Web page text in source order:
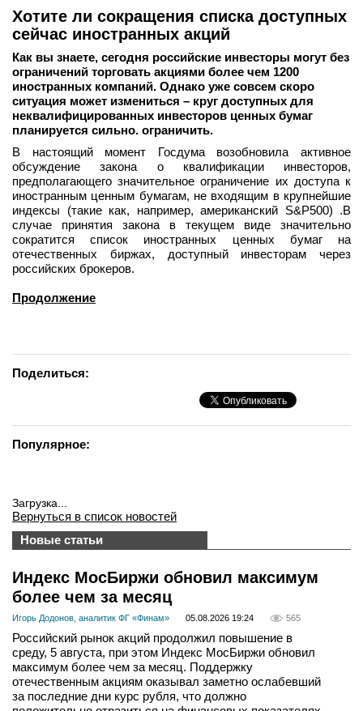
Хотите ли сокращения списка доступных
сейчас иностранных акций
Как вы знаете, сегодня российские инвесторы могут без
ограничений торговать акциями более чем 1200
иностранных компаний. Однако уже совсем скоро
ситуация может измениться – круг доступных для
неквалифицированных инвесторов ценных бумаг
планируется сильно. ограничить.
В настоящий момент Госдума возобновила активное
обсуждение закона о квалификации инвесторов,
предполагающего значительное ограничение их доступа к
иностранным ценным бумагам, не входящим в крупнейшие
индексы (такие как, например, американский S&P500) .В
случае принятия закона в текущем виде значительно
сократится список иностранных ценных бумаг на
отечественных биржах, доступный инвесторам через
российских брокеров.
Продолжение
Поделиться:
Популярное:
Загрузка...
Вернуться в список новостей
Новые статьи
Индекс МосБиржи обновил максимум
более чем за месяц
Игорь Додонов, аналитик ФГ «Финам» 05.08.2026 19:24 565
Российский рынок акций продолжил повышение в
среду, 5 августа, при этом Индекс МосБиржи обновил
максимум более чем за месяц. Поддержку
отечественным акциям оказывал заметно ослабевший
за последние дни курс рубля, что должно